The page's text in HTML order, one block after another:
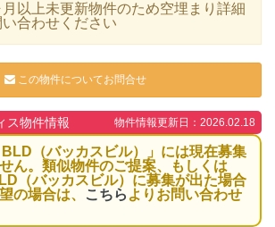
以上未更新物件のため空埋まり詳細
合わせください
この物件についてお問合せ
ス物件情報 物件情報更新日：2026.02.18
（バッカスビル）」には現在募集
ん。類似物件のご提案、もしくは
（バッカスビル）に募集が出た場合
の場合は、
こちら よりお問い合わせ